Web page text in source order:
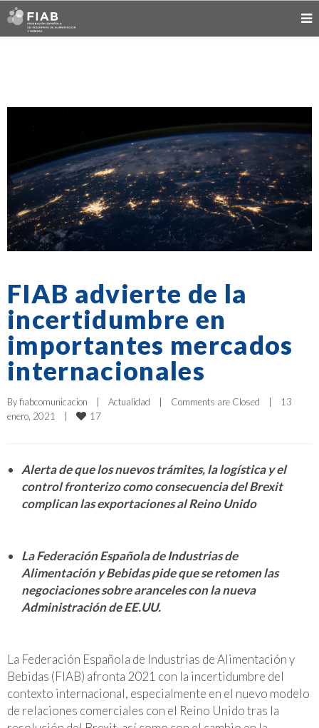
FIAB advierte de la
incertidumbre en
importantes mercados
internacionales
By fiabcomunicacion Actualidad Comments are Closed
13
enero, 2021
17
Alerta de que los nuevos trámites, la logística y el
control fronterizo como consecuencia del Brexit
complican las exportaciones al Reino Unido
La Federación Española de Industrias de
Alimentación y Bebidas pide que se retomen las
negociaciones sobre aranceles con la nueva
Administración de EE.UU.
La Federación Española de Industrias de Alimentación y
Bebidas (FIAB) afronta 2021 con la incertidumbre del
contexto internacional, especialmente en el nuevo modelo
de relaciones comerciales con el Reino Unido tras la